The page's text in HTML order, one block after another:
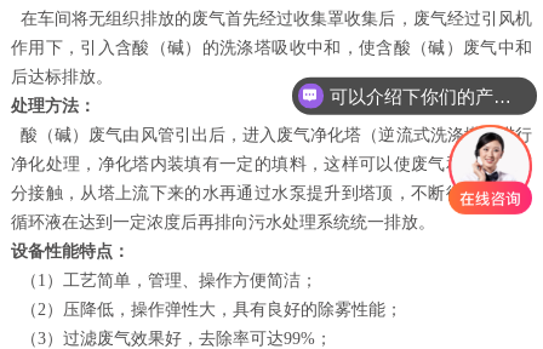
在车间将无组织排放的废气首先经过收集罩收集后，废气经过引风机
作用下，引入含酸（碱）的洗涤塔吸收中和，使含酸（碱）废气中和
后达标排放。
处理方法：
酸（碱）废气由风管引出后，进入废气净化塔（逆流式洗涤塔）进行
净化处理，净化塔内装填有一定的填料，这样可以使废气和吸收液充
分接触，从塔上流下来的水再通过水泵提升到塔顶，不断循环利用，
循环液在达到一定浓度后再排向污水处理系统统一排放。
设备性能特点：
（1）工艺简单，管理、操作方便简洁；
（2）压降低，操作弹性大，具有良好的除雾性能；
（3）过滤废气效果好，去除率可达99%；
可以介绍下你们的产品么